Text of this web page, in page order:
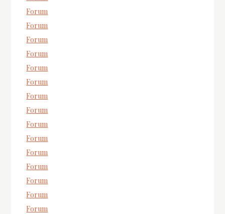
Forum
Forum
Forum
Forum
Forum
Forum
Forum
Forum
Forum
Forum
Forum
Forum
Forum
Forum
Forum